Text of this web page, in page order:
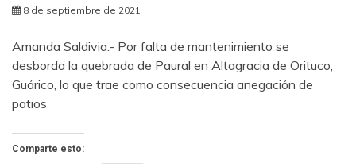
8 de septiembre de 2021
Amanda Saldivia.- Por falta de mantenimiento se
desborda la quebrada de Paural en Altagracia de Orituco,
Guárico, lo que trae como consecuencia anegación de
patios
Comparte esto: